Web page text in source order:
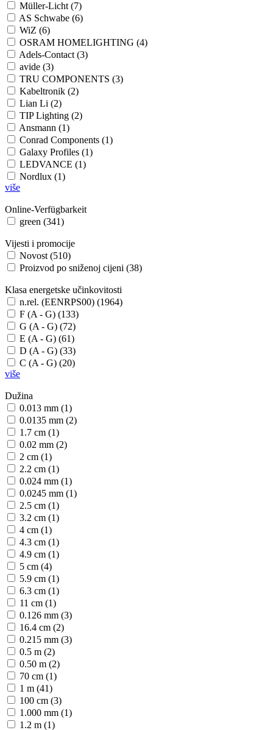
Müller-Licht (7)
AS Schwabe (6)
WiZ (6)
OSRAM HOMELIGHTING (4)
Adels-Contact (3)
avide (3)
TRU COMPONENTS (3)
Kabeltronik (2)
Lian Li (2)
TIP Lighting (2)
Ansmann (1)
Conrad Components (1)
Galaxy Profiles (1)
LEDVANCE (1)
Nordlux (1)
više
Online-Verfügbarkeit
green (341)
Vijesti i promocije
Novost (510)
Proizvod po sniženoj cijeni (38)
Klasa energetske učinkovitosti
n.rel. (EENRPS00) (1964)
F (A - G) (133)
G (A - G) (72)
E (A - G) (61)
D (A - G) (33)
C (A - G) (20)
više
Dužina
0.013 mm (1)
0.0135 mm (2)
1.7 cm (1)
0.02 mm (2)
2 cm (1)
2.2 cm (1)
0.024 mm (1)
0.0245 mm (1)
2.5 cm (1)
3.2 cm (1)
4 cm (1)
4.3 cm (1)
4.9 cm (1)
5 cm (4)
5.9 cm (1)
6.3 cm (1)
11 cm (1)
0.126 mm (3)
16.4 cm (2)
0.215 mm (3)
0.5 m (2)
0.50 m (2)
70 cm (1)
1 m (41)
100 cm (3)
1.000 mm (1)
1.2 m (1)